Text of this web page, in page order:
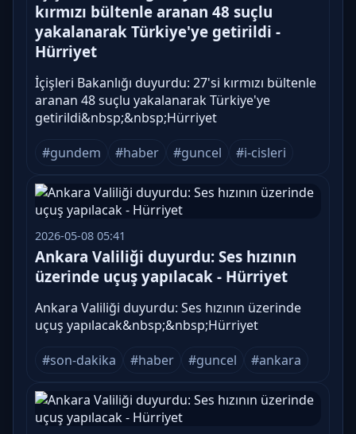
kırmızı bültenle aranan 48 suçlu
yakalanarak Türkiye'ye getirildi -
Hürriyet
İçişleri Bakanlığı duyurdu: 27'si kırmızı bültenle
aranan 48 suçlu yakalanarak Türkiye'ye
getirildi&nbsp;&nbsp;Hürriyet
#gundem
#haber #guncel #i-cisleri
2026-05-08 05:41
Ankara Valiliği duyurdu: Ses hızının
üzerinde uçuş yapılacak - Hürriyet
Ankara Valiliği duyurdu: Ses hızının üzerinde
uçuş yapılacak&nbsp;&nbsp;Hürriyet
#son-dakika
#haber #guncel #ankara